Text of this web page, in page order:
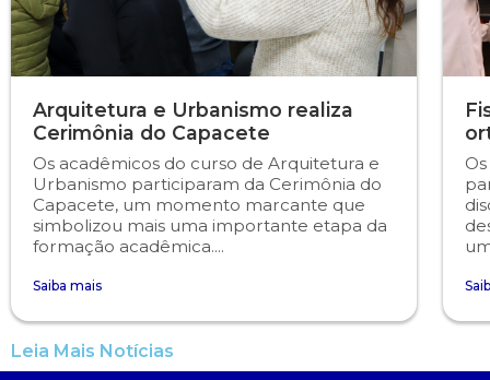
Arquitetura e Urbanismo realiza
Cerimônia do Capacete
Os acadêmicos do curso de Arquitetura e
Urbanismo participaram da Cerimônia do
Capacete, um momento marcante que
simbolizou mais uma importante etapa da
formação acadêmica....
Saiba mais
Leia Mais Notícias
Psicologia
Publicidade e Propaganda
Segunda Chamada
Seguro Escolar
Sapien
Simulado Preparatório
Publicações Científicas
Revistas Campo Real
WhatsApp Campo Real